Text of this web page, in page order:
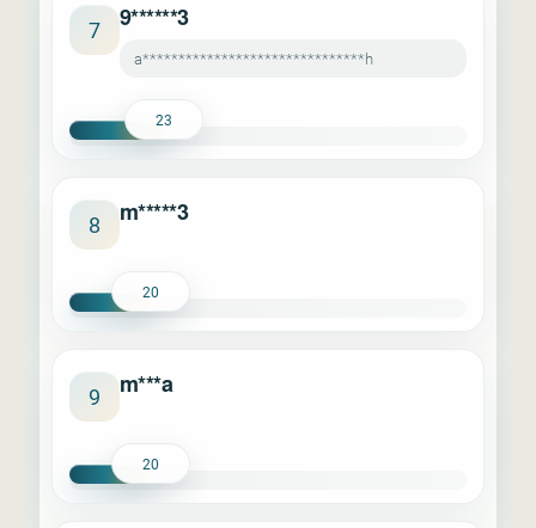
7 9******3
a*******************************h
23
8 m*****3
20
9 m***a
20